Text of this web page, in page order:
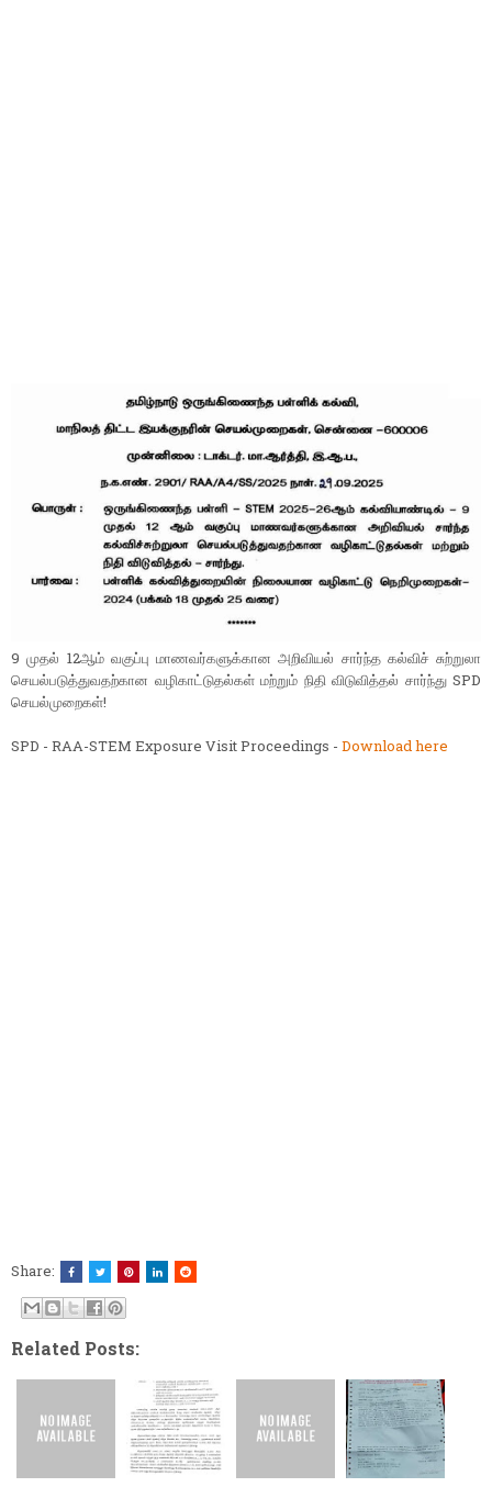
9 முதல் 12ஆம் வகுப்பு மாணவர்களுக்கான அறிவியல் சார்ந்த கல்விச் சுற்றுலா
செயல்படுத்துவதற்கான வழிகாட்டுதல்கள் மற்றும் நிதி விடுவித்தல் சார்ந்து SPD
செயல்முறைகள்!
SPD - RAA-STEM Exposure Visit Proceedings - Download here
Share:
Related Posts: